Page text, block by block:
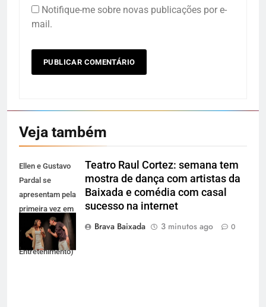
Notifique-me sobre novas publicações por e-
mail.
Veja também
Ellen e Gustavo
Pardal se
apresentam pela
primeira vez em
Duque de Caxias
(Foto: Atitude
Entretenimento)
Teatro Raul Cortez: semana tem
mostra de dança com artistas da
Baixada e comédia com casal
sucesso na internet
Brava Baixada
3 minutos ago 0